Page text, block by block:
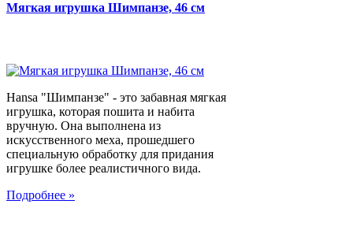
Мягкая игрушка Шимпанзе, 46 см
Hansa "Шимпанзе" - это забавная мягкая
игрушка, которая пошита и набита
вручную. Она выполнена из
искусственного меха, прошедшего
специальную обработку для придания
игрушке более реалистичного вида.
Подробнее »